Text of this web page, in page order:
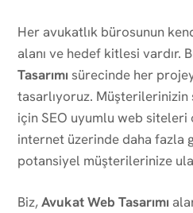
Her avukatlık bürosunun
alanı ve hedef kitlesi vardır.
Tasarımı sürecinde her
tasarlıyoruz.
için SEO uyumlu web
internet üzerinde daha fazla
potansiyel müşterilerinize
Biz,Avukat Web Tasarımı